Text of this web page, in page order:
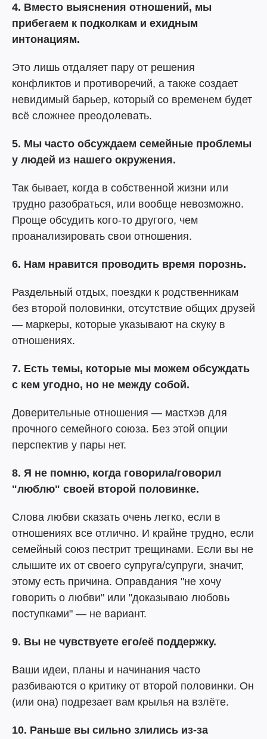
4. Вместо выяснения отношений, мы
прибегаем к подколкам и ехидным
интонациям.
Это лишь отдаляет пару от решения
конфликтов и противоречий, а также создает
невидимый барьер, который со временем будет
всё сложнее преодолевать.
5. Мы часто обсуждаем семейные проблемы
у людей из нашего окружения.
Так бывает, когда в собственной жизни или
трудно разобраться, или вообще невозможно.
Проще обсудить кого-то другого, чем
проанализировать свои отношения.
6. Нам нравится проводить время порознь.
Раздельный отдых, поездки к родственникам
без второй половинки, отсутствие общих друзей
— маркеры, которые указывают на скуку в
отношениях.
7. Есть темы, которые мы можем обсуждать
с кем угодно, но не между собой.
Доверительные отношения — мастхэв для
прочного семейного союза. Без этой опции
перспектив у пары нет.
8. Я не помню, когда говорила/говорил
"люблю" своей второй половинке.
Слова любви сказать очень легко, если в
отношениях все отлично. И крайне трудно, если
семейный союз пестрит трещинами. Если вы не
слышите их от своего супруга/супруги, значит,
этому есть причина. Оправдания "не хочу
говорить о любви" или "доказываю любовь
поступками" — не вариант.
9. Вы не чувствуете его/её поддержку.
Ваши идеи, планы и начинания часто
разбиваются о критику от второй половинки. Он
(или она) подрезает вам крылья на взлёте.
10. Раньше вы сильно злились из-за